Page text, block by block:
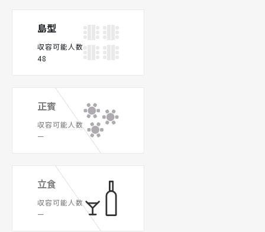
島型
収容可能人数
48
正賓
収容可能人数
ー
立食
収容可能人数
ー